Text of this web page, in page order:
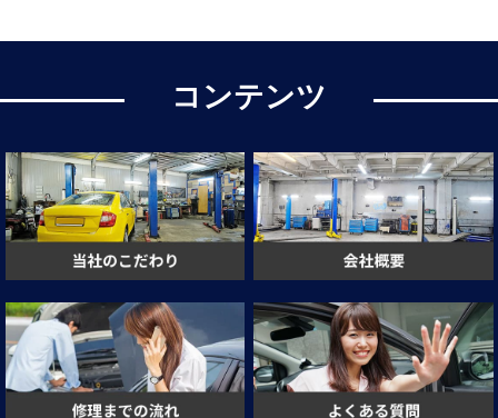
コンテンツ